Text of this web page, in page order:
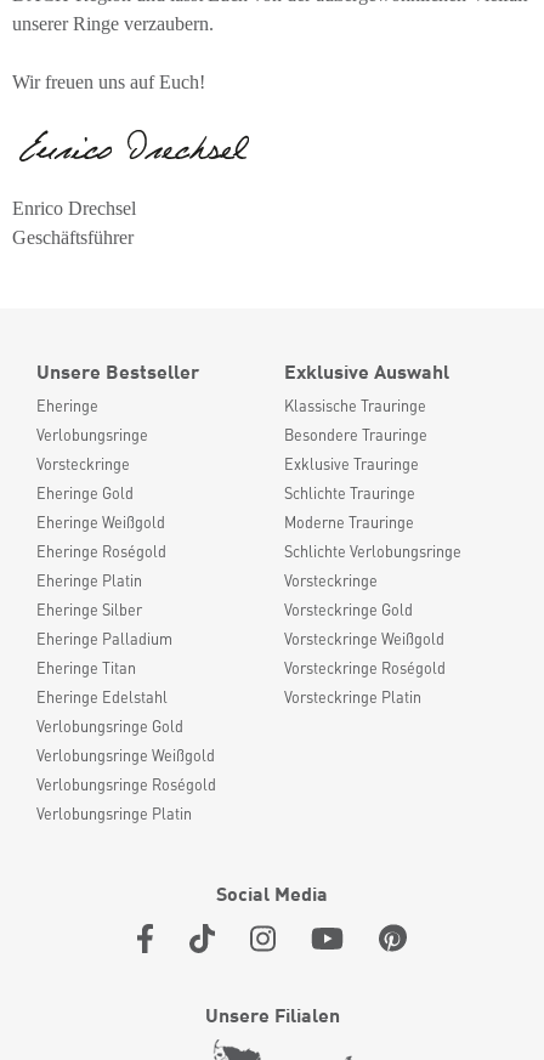
unserer Ringe verzaubern.
Wir freuen uns auf Euch!
Enrico Drechsel
Geschäftsführer
Unsere Bestseller
Eheringe
Verlobungsringe
Vorsteckringe
Eheringe Gold
Eheringe Weißgold
Eheringe Roségold
Eheringe Platin
Eheringe Silber
Eheringe Palladium
Eheringe Titan
Eheringe Edelstahl
Verlobungsringe Gold
Verlobungsringe Weißgold
Verlobungsringe Roségold
Verlobungsringe Platin
Exklusive Auswahl
Klassische Trauringe
Besondere Trauringe
Exklusive Trauringe
Schlichte Trauringe
Moderne Trauringe
Schlichte Verlobungsringe
Vorsteckringe
Vorsteckringe Gold
Vorsteckringe Weißgold
Vorsteckringe Roségold
Vorsteckringe Platin
Social Media
Unsere Filialen